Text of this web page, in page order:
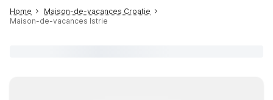
Home
Maison-de-vacances Croatie
Maison-de-vacances Istrie